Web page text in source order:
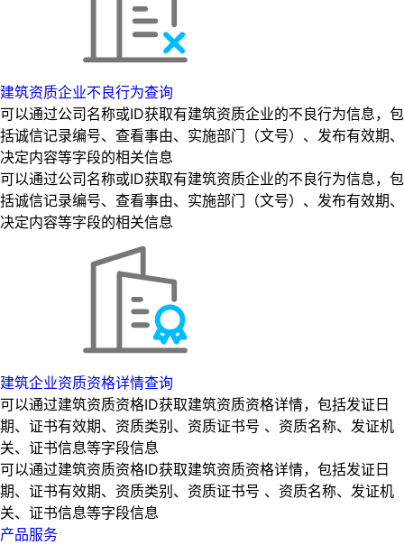
建筑资质企业不良行为查询
可以通过公司名称或ID获取有建筑资质企业的不良行为信息，包
括诚信记录编号、查看事由、实施部门（文号）、发布有效期、
决定内容等字段的相关信息
可以通过公司名称或ID获取有建筑资质企业的不良行为信息，包
括诚信记录编号、查看事由、实施部门（文号）、发布有效期、
决定内容等字段的相关信息
建筑企业资质资格详情查询
可以通过建筑资质资格ID获取建筑资质资格详情，包括发证日
期、证书有效期、资质类别、资质证书号 、资质名称、发证机
关、证书信息等字段信息
可以通过建筑资质资格ID获取建筑资质资格详情，包括发证日
期、证书有效期、资质类别、资质证书号 、资质名称、发证机
关、证书信息等字段信息
产品服务